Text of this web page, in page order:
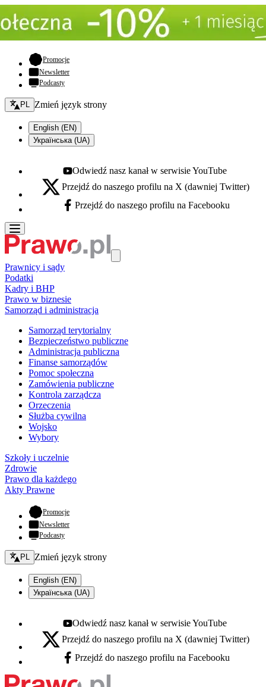
Promocje- otwiera się w nowej karcie
Newsletter
Podcasty
Zmień język - bieżący:
PL Zmień język strony
English (EN)
Українська (UA)
Youtube - otwiera się w nowej karcie
Odwiedź nasz kanał w serwisie YouTube
X - otwiera się w nowej karcie
Przejdź do naszego profilu na X (dawniej Twitter)
Facebook - otwiera się w nowej karcie
Przejdź do naszego profilu na Facebooku
Prawnicy i sądy
Podatki
Kadry i BHP
Prawo w biznesie
Samorząd i administracja
Samorząd terytorialny
Bezpieczeństwo publiczne
Administracja publiczna
Finanse samorządów
Pomoc społeczna
Zamówienia publiczne
Kontrola zarządcza
Orzeczenia
Służba cywilna
Wojsko
Wybory
Szkoły i uczelnie
Zdrowie
Prawo dla każdego
Akty Prawne
Promocje- otwiera się w nowej karcie
Newsletter
Podcasty
Zmień język - bieżący:
PL Zmień język strony
English (EN)
Українська (UA)
Youtube - otwiera się w nowej karcie
Odwiedź nasz kanał w serwisie YouTube
X - otwiera się w nowej karcie
Przejdź do naszego profilu na X (dawniej Twitter)
Facebook - otwiera się w nowej karcie
Przejdź do naszego profilu na Facebooku